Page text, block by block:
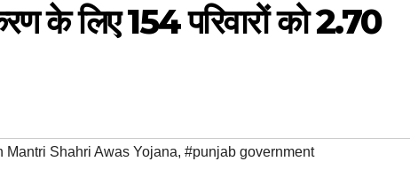
के लिए 154 परिवारों को 2.70
Mantri Shahri Awas Yojana, #punjab government